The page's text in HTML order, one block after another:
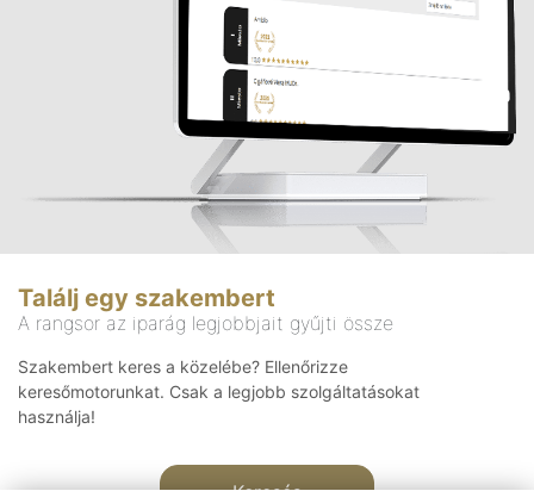
Találj egy szakembert
A rangsor az iparág legjobbjait gyűjti össze
Szakembert keres a közelébe? Ellenőrizze
keresőmotorunkat. Csak a legjobb szolgáltatásokat
használja!